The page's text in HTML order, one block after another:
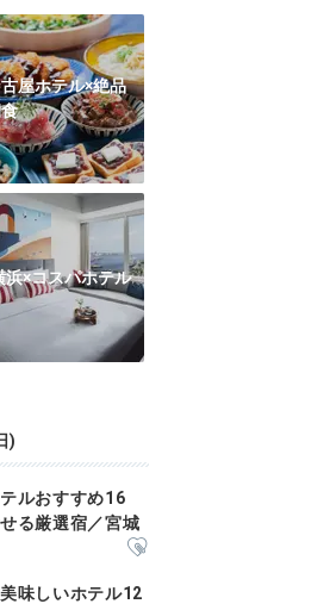
屋ホテル×絶品
浜×コスパホテル
)
ルおすすめ16
る厳選宿／宮城
味しいホテル12